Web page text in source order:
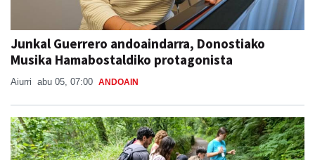
Junkal Guerrero andoaindarra, Donostiako
Musika Hamabostaldiko protagonista
Aiurri abu 05, 07:00 ANDOAIN